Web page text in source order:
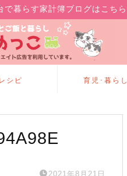
暮らす家計簿ブログはこちら
シピ 育児･暮らし
2021年8月21日